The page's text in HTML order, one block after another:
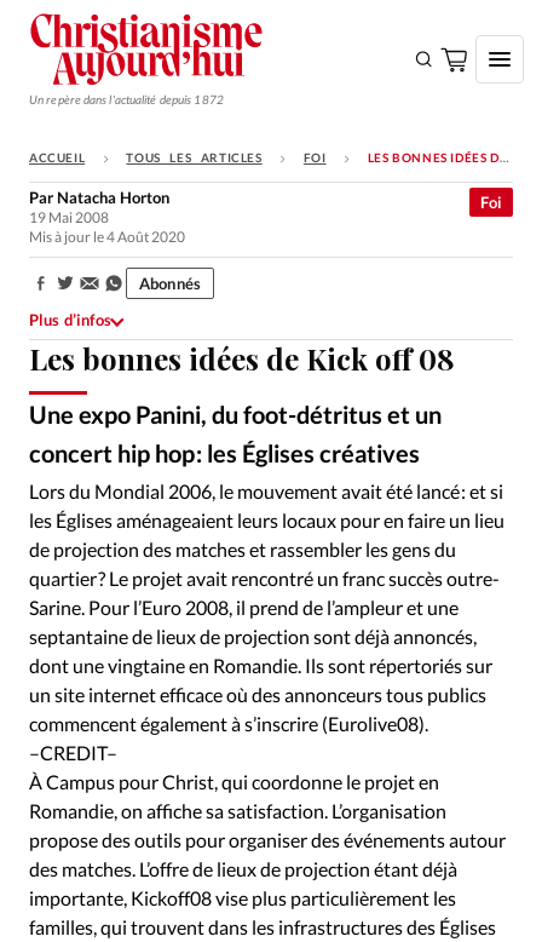
Un repère dans l'actualité depuis 1872
S'ABONNER
Monde
Opinions
Tous les articles
Faire un don
Se connecter
Édition: Internationale
Devise:CHF
RUBRIQUES
Tous les articles
Actualité chrétienne
Actualité internationale
Chronique
Culture
Dossier
Eglises Foi Génération réveil
Opinions
Publireportage
Relations Aujourd'hui
Société
Tour du monde des Eglises
Trait d'Ixène
Vécu
Vie Intérieure
ACCUEIL TOUS LES ARTICLES FOI LES BONNES IDÉES DE KICK OFF 08
Les bonnes idées de Kick off 08
Une expo Panini, du foot-détritus et un
concert hip hop : les Églises créatives
Foi
Par Natacha Horton
19 Mai 2008
Mis à jour le 4 Août 2020
Partager:
Abonnés
Plus d’infos
Lors du Mondial 2006, le mouvement avait été lancé : et si
les Églises aménageaient leurs locaux pour en faire un lieu
de projection des matches et rassembler les gens du
quartier ? Le projet avait rencontré un franc succès outre-
Sarine. Pour l’Euro 2008, il prend de l’ampleur et une
septantaine de lieux de projection sont déjà annoncés,
dont une vingtaine en Romandie. Ils sont répertoriés sur
un site internet efficace où des annonceurs tous publics
commencent également à s’inscrire (Eurolive08).
–CREDIT–
À Campus pour Christ, qui coordonne le projet en
Romandie, on affiche sa satisfaction. L’organisation
propose des outils pour organiser des événements autour
des matches. L’offre de lieux de projection étant déjà
importante, Kickoff08 vise plus particulièrement les
familles, qui trouvent dans les infrastructures des Églises